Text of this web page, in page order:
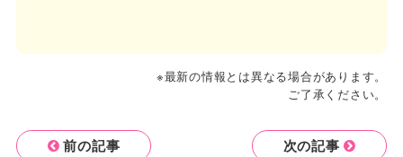
※最新の情報とは異なる場合があります。
ご了承ください。
前の記事 次の記事